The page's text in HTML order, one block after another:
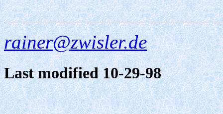
rainer@zwisler.de
Last modified 10-29-98